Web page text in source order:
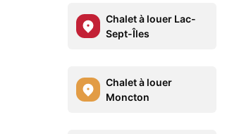
Chalet à louer Lac-
Sept-Îles
Chalet à louer
Moncton